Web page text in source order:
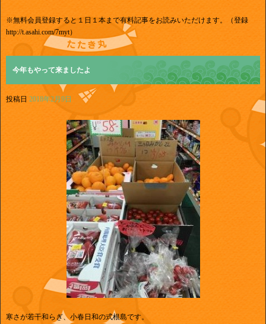
※無料会員登録すると１日１本まで有料記事をお読みいただけます。（登録
http://t.asahi.com/7myt）
今年もやって来ましたよ
投稿日 2018年2月9日
寒さが若干和らぎ、小春日和の式根島です。